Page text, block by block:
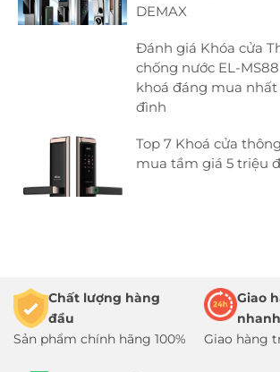
DEMAX
Đánh giá Khóa cửa
chống nước EL-
khoá đáng mua
đình
Top 7 Khoá cửa
mua tầm giá 5 triệu
Chất lượng hàng
đầu
Sản phẩm chính hãng 100%
Giao
nhanh
Giao hàng